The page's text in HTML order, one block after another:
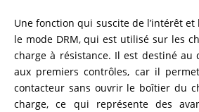
Une fonction qui suscite de l’intérêt
le mode DRM, qui est utilisé sur les
charge à résistance. Il est destiné au
aux premiers contrôles, car il
contacteur sans ouvrir le boîtier du
charge, ce qui représente des